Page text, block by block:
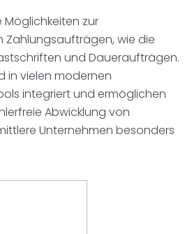
Möglichkeiten zur
Zahlungsaufträgen, wie die
und Daueraufträgen.
in vielen modernen
integriert und ermöglichen
Abwicklung von
Unternehmen besonders